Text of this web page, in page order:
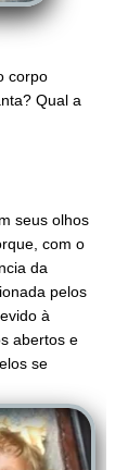
corpo
Qual a
seus olhos
com o
da
pelos
à
abertos e
se